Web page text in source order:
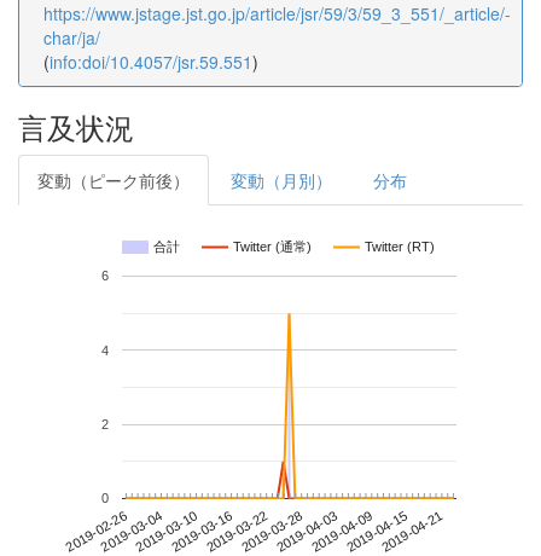
https://www.jstage.jst.go.jp/article/jsr/59/3/59_3_551/_article/-
char/ja/
(info:doi/10.4057/jsr.59.551)
言及状況
変動（ピーク前後） 変動（月別） 分布
合計 Twitter (通常) Twitter (RT)
2019-02-262019-03-042019-03-102019-03-162019-03-222019-03-282019-04-032019-04-092019-04-152019-04-21
0
2
4
6